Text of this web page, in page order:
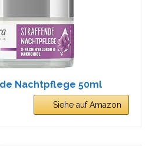
Nachtpflege 50ml
Siehe auf Amazon